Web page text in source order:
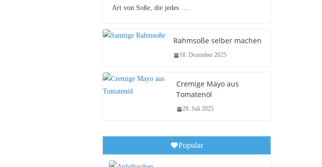
Art von Soße, die jedes ….
Rahmsoße selber machen
18. Dezember 2025
Cremige Mayo aus
Tomatenöl
28. Juli 2025
Popular